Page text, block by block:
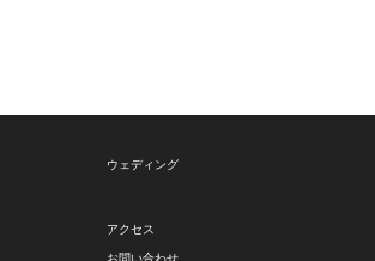
ウェディング
アクセス
お問い合わせ